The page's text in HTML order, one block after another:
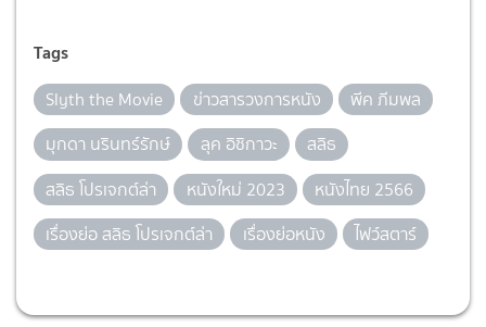
Tags
Slyth the Movie ข่าวสารวงการหนัง
พีค ภีมพล
มุกดา นรินทร์รักษ์
ลุค อิชิกาวะ
สลิธ
สลิธ โปรเจกต์ล่า
หนังใหม่ 2023
หนังไทย 2566
เรื่องย่อ สลิธ โปรเจกต์ล่า
เรื่องย่อหนัง ไฟว์สตาร์